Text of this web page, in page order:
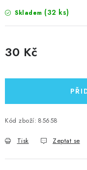
Skladem (32 ks)
30 Kč
Kód zboží: 85658
Tisk Zeptat se